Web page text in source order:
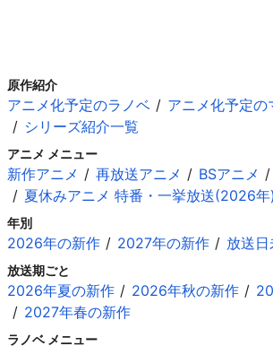
原作紹介
アニメ化予定のラノベ
アニメ化予定の
シリーズ紹介一覧
アニメ メニュー
新作アニメ 再放送アニメ BSアニメ
夏休みアニメ 特番・一挙放送(2026年)
年別
2026年の新作 2027年の新作 放送日
放送期ごと
2026年夏の新作 2026年秋の新作
2027年春の新作
ラノベ メニュー